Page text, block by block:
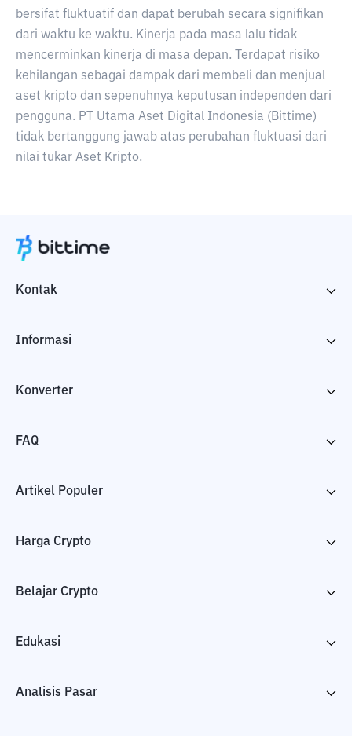
bersifat fluktuatif dan dapat berubah secara signifikan
dari waktu ke waktu. Kinerja pada masa lalu tidak
mencerminkan kinerja di masa depan. Terdapat risiko
kehilangan sebagai dampak dari membeli dan menjual
aset kripto dan sepenuhnya keputusan independen dari
pengguna. PT Utama Aset Digital Indonesia (Bittime)
tidak bertanggung jawab atas perubahan fluktuasi dari
nilai tukar Aset Kripto.
Kontak
Informasi
Konverter
FAQ
Artikel Populer
Harga Crypto
Belajar Crypto
Edukasi
Analisis Pasar